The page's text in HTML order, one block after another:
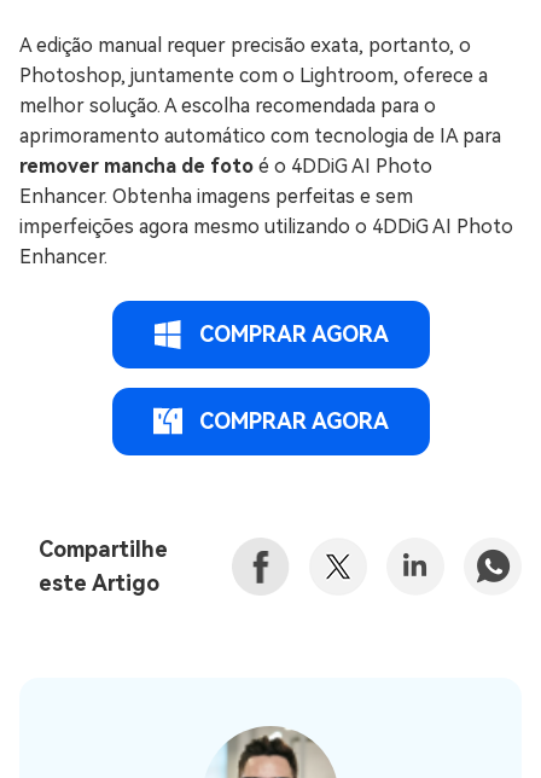
A edição manual requer precisão exata, portanto, o
Photoshop, juntamente com o Lightroom, oferece a
melhor solução. A escolha recomendada para o
aprimoramento automático com tecnologia de IA para
remover mancha de foto é o 4DDiG AI Photo
Enhancer. Obtenha imagens perfeitas e sem
imperfeições agora mesmo utilizando o 4DDiG AI Photo
Enhancer.
COMPRAR AGORA
COMPRAR AGORA
Compartilhe
este Artigo